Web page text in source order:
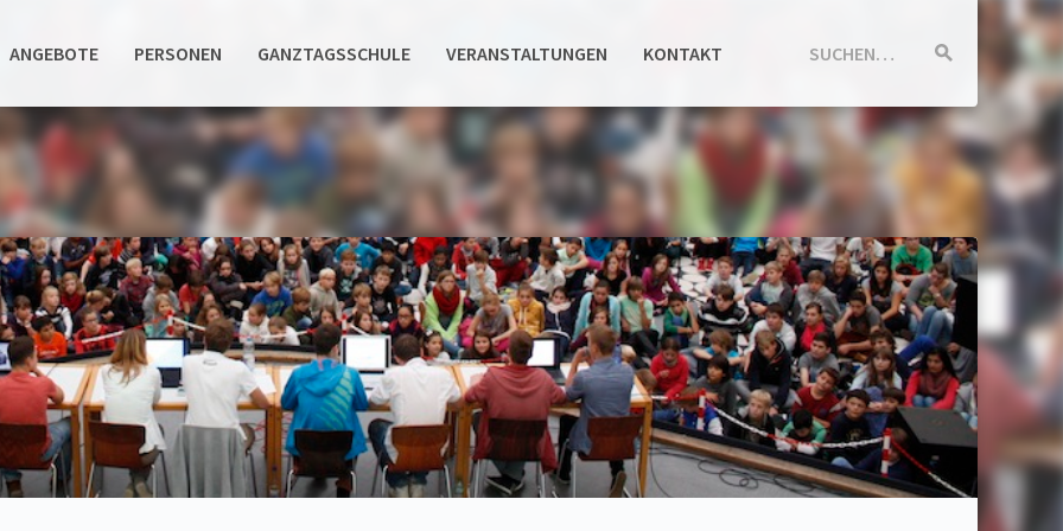
SUCHEN…
Suche
starten
ANGEBOTE PERSONEN GANZTAGSSCHULE VERANSTALTUNGEN KONTAKT